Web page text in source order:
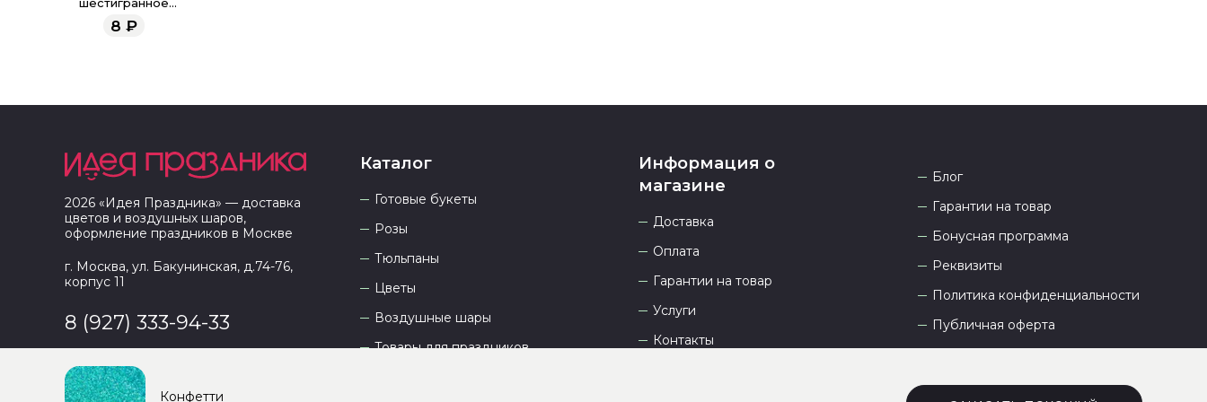
Конфетти
шестигранное
голография
тиффани 1 гр
8 ₽
2026 «Идея Праздника» — доставка
цветов и воздушных шаров,
оформление праздников в Москве
г. Москва, ул. Бакунинская, д.74-76,
корпус 11
8 (927) 333-94-33
Каталог
Готовые букеты
Розы
Тюльпаны
Цветы
Воздушные шары
Товары для праздников
Информация о
магазине
Доставка
Оплата
Гарантии на товар
Услуги
Контакты
Блог
Гарантии на товар
Бонусная программа
Реквизиты
Политика конфиденциальности
Публичная оферта